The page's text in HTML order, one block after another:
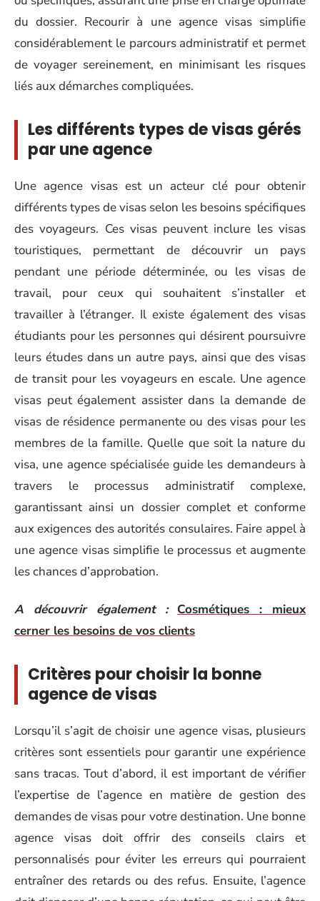
du dossier. Recourir à une agence visas simplifie
considérablement le parcours administratif et permet
de voyager sereinement, en minimisant les risques
liés aux démarches compliquées.
Les différents types de visas gérés
par une agence
Une agence visas est un acteur clé pour obtenir
différents types de visas selon les besoins spécifiques
des voyageurs. Ces visas peuvent inclure les visas
touristiques, permettant de découvrir un pays
pendant une période déterminée, ou les visas de
travail, pour ceux qui souhaitent s’installer et
travailler à l’étranger. Il existe également des visas
étudiants pour les personnes qui désirent poursuivre
leurs études dans un autre pays, ainsi que des visas
de transit pour les voyageurs en escale. Une agence
visas peut également assister dans la demande de
visas de résidence permanente ou des visas pour les
membres de la famille. Quelle que soit la nature du
visa, une agence spécialisée guide les demandeurs à
travers le processus administratif complexe,
garantissant ainsi un dossier complet et conforme
aux exigences des autorités consulaires. Faire appel à
une agence visas simplifie le processus et augmente
les chances d’approbation.
A découvrir également : Cosmétiques : mieux
cerner les besoins de vos clients
Critères pour choisir la bonne
agence de visas
Lorsqu’il s’agit de choisir une agence visas, plusieurs
critères sont essentiels pour garantir une expérience
sans tracas. Tout d’abord, il est important de vérifier
l’expertise de l’agence en matière de gestion des
demandes de visas pour votre destination. Une bonne
agence visas doit offrir des conseils clairs et
personnalisés pour éviter les erreurs qui pourraient
entraîner des retards ou des refus. Ensuite, l’agence